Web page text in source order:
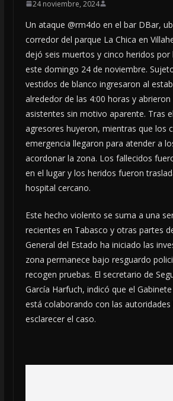
24 noviembre, 2024
Un ataque @rm4do en el bar DBar,
corredor del parque La Chica en
dejó seis muertos y cinco heridos por
este domingo 24 de noviembre.
vestidos de blanco ingresaron al
alrededor de las 4:00 horas y
asistentes sin motivo aparente. Tras
agresores huyeron, mientras que los
emergencia llegaron para atender a
acordonar la zona. Los fallecidos
en el lugar y los heridos fueron
hospital cercano.
Este hecho violento se suma a una
recientes en Tabasco y otras partes
General del Estado ha iniciado las
zona permanece bajo resguardo
recogen pruebas. El secretario de
García Harfuch, indicó que el
está colaborando con las autoridades
esclarecer el caso.